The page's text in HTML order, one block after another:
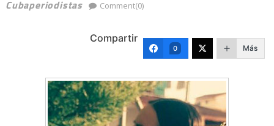
Cubaperiodistas
Comment(0)
Compartir
0 Más